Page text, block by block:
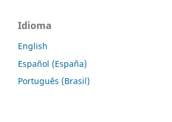
Idioma
English
Español (España)
Português (Brasil)